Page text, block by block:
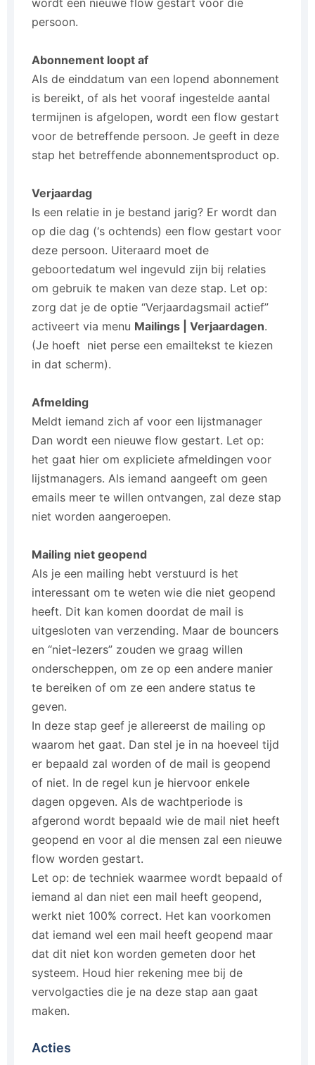
wordt een nieuwe flow gestart voor die
persoon.
Abonnement loopt af
Als de einddatum van een lopend abonnement
is bereikt, of als het vooraf ingestelde aantal
termijnen is afgelopen, wordt een flow gestart
voor de betreffende persoon. Je geeft in deze
stap het betreffende abonnementsproduct op.
Verjaardag
Is een relatie in je bestand jarig? Er wordt dan
op die dag (‘s ochtends) een flow gestart voor
deze persoon. Uiteraard moet de
geboortedatum wel ingevuld zijn bij relaties
om gebruik te maken van deze stap. Let op:
zorg dat je de optie “Verjaardagsmail actief”
activeert via menu Mailings | Verjaardagen.
(Je hoeft niet perse een emailtekst te kiezen
in dat scherm).
Afmelding
Meldt iemand zich af voor een lijstmanager
Dan wordt een nieuwe flow gestart. Let op:
het gaat hier om expliciete afmeldingen voor
lijstmanagers. Als iemand aangeeft om geen
emails meer te willen ontvangen, zal deze stap
niet worden aangeroepen.
Mailing niet geopend
Als je een mailing hebt verstuurd is het
interessant om te weten wie die niet geopend
heeft. Dit kan komen doordat de mail is
uitgesloten van verzending. Maar de bouncers
en “niet-lezers” zouden we graag willen
onderscheppen, om ze op een andere manier
te bereiken of om ze een andere status te
geven.
In deze stap geef je allereerst de mailing op
waarom het gaat. Dan stel je in na hoeveel tijd
er bepaald zal worden of de mail is geopend
of niet. In de regel kun je hiervoor enkele
dagen opgeven. Als de wachtperiode is
afgerond wordt bepaald wie de mail niet heeft
geopend en voor al die mensen zal een nieuwe
flow worden gestart.
Let op: de techniek waarmee wordt bepaald of
iemand al dan niet een mail heeft geopend,
werkt niet 100% correct. Het kan voorkomen
dat iemand wel een mail heeft geopend maar
dat dit niet kon worden gemeten door het
systeem. Houd hier rekening mee bij de
vervolgacties die je na deze stap aan gaat
maken.
Acties